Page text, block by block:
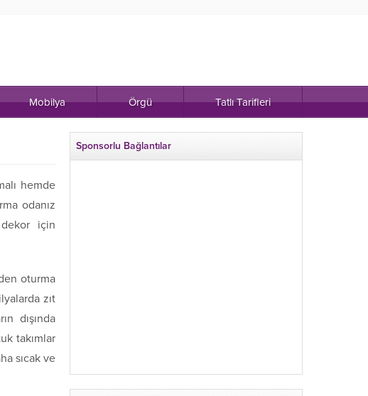
Mobilya Örgü Tatlı Tarifleri
hemde
odanız
dekor için
oturma
zıt
dışında
takımlar
sıcak ve
Sponsorlu Bağlantılar